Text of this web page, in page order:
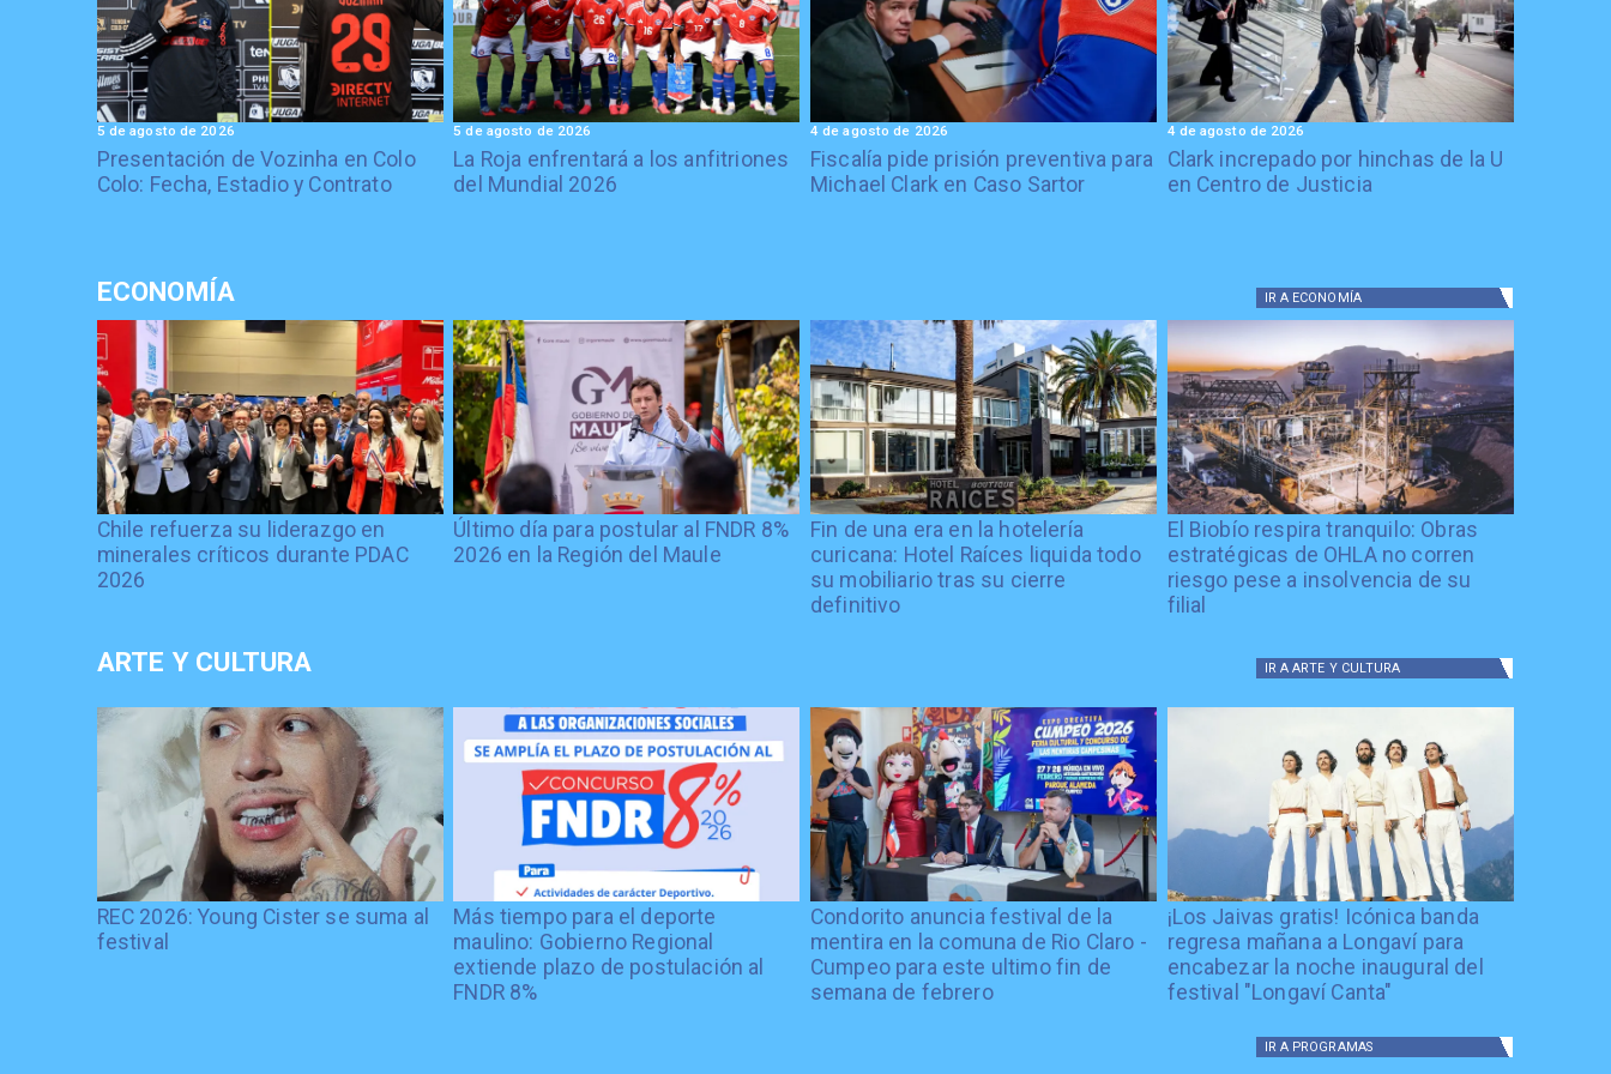
Presentación de Vozinha en Colo
Colo: Fecha, Estadio y Contrato
5 de agosto de 2026
La Roja enfrentará a los anfitriones
del Mundial 2026
5 de agosto de 2026
Fiscalía pide prisión preventiva para
Michael Clark en Caso Sartor
4 de agosto de 2026
Clark increpado por hinchas de la U
en Centro de Justicia
4 de agosto de 2026
ECONOMÍA IR A ECONOMÍA
Chile refuerza su liderazgo en
minerales críticos durante PDAC
2026
Último día para postular al FNDR 8%
2026 en la Región del Maule
Fin de una era en la hotelería
curicana: Hotel Raíces liquida todo
su mobiliario tras su cierre
definitivo
El Biobío respira tranquilo: Obras
estratégicas de OHLA no corren
riesgo pese a insolvencia de su
filial
ARTE Y CULTURA IR A ARTE Y CULTURA
REC 2026: Young Cister se suma al
festival
Más tiempo para el deporte
maulino: Gobierno Regional
extiende plazo de postulación al
FNDR 8%
Condorito anuncia festival de la
mentira en la comuna de Rio Claro -
Cumpeo para este ultimo fin de
semana de febrero
¡Los Jaivas gratis! Icónica banda
regresa mañana a Longaví para
encabezar la noche inaugural del
festival "Longaví Canta"
IR A PROGRAMAS